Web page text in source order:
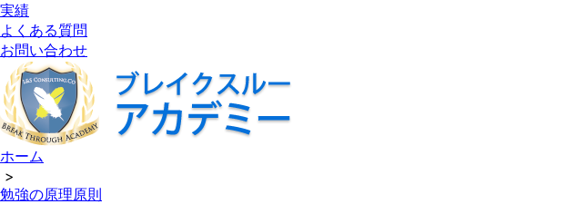
実績
よくある質問
お問い合わせ
ホーム
>
勉強の原理原則